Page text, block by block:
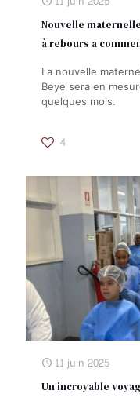
Nouvelle
à rebours a
La nouvelle
Beye sera en
quelques mois.
4
11 juin 2025
Un incroyable